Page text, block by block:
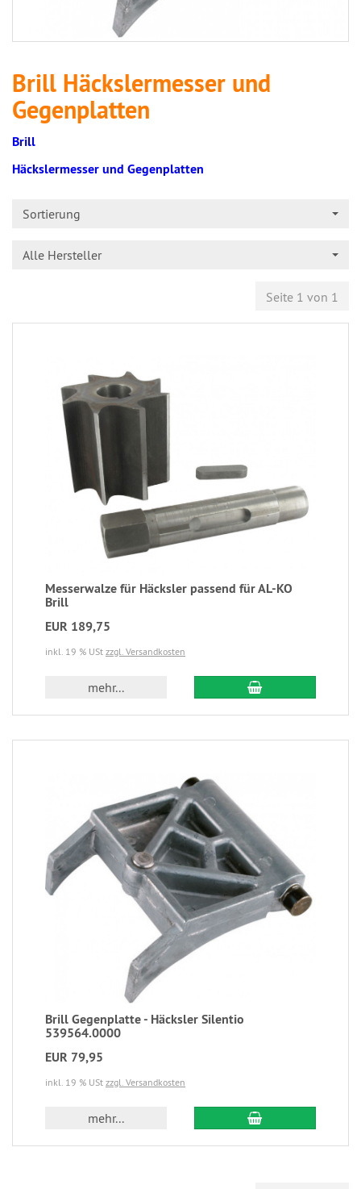
Brill Häckslermesser und
Gegenplatten
Brill
Häckslermesser und Gegenplatten
Sortierung
Alle Hersteller
Seite 1 von 1
Messerwalze für Häcksler passend für AL-KO
Brill
EUR 189,75
inkl. 19 % USt zzgl. Versandkosten
mehr...
Brill Gegenplatte - Häcksler Silentio
539564.0000
EUR 79,95
inkl. 19 % USt zzgl. Versandkosten
mehr...